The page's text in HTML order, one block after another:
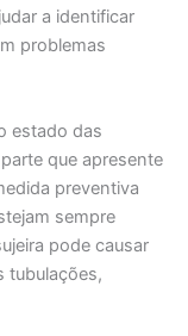
a identificar
problemas
estado das
que apresente
preventiva
sempre
pode causar
tubulações,